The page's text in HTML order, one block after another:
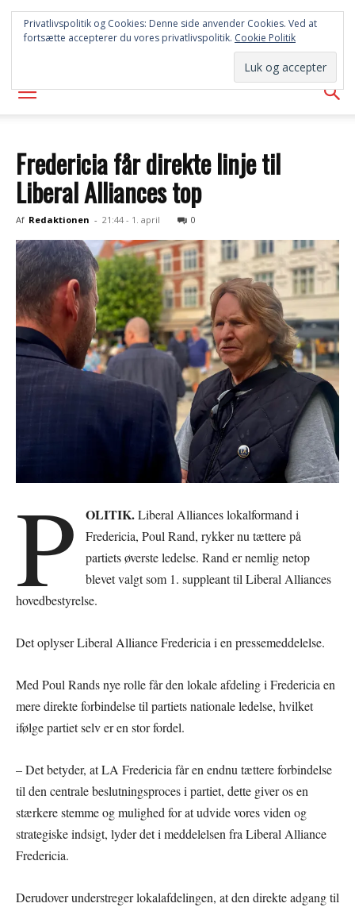
SYD
AVISEN
Fredericia får direkte linje til
Liberal Alliances top
Af Redaktionen - 21:44 - 1. april 0
P OLITIK.Liberal Alliances lokalformand i
Fredericia, Poul Rand, rykker nu tættere på
partiets øverste ledelse. Rand er nemlig netop
blevet valgt som 1. suppleant til Liberal Alliances
hovedbestyrelse.
Det oplyser Liberal Alliance Fredericia i en pressemeddelelse.
Med Poul Rands nye rolle får den lokale afdeling i Fredericia en
mere direkte forbindelse til partiets nationale ledelse, hvilket
ifølge partiet selv er en stor fordel.
– Det betyder, at LA Fredericia får en endnu tættere forbindelse
til den centrale beslutningsproces i partiet, dette giver os en
stærkere stemme og mulighed for at udvide vores viden og
strategiske indsigt, lyder det i meddelelsen fra Liberal Alliance
Fredericia.
Derudover understreger lokalafdelingen, at den direkte adgang til
Privatlivspolitik og Cookies: Denne side anvender Cookies. Ved at
fortsætte accepterer du vores privatlivspolitik. Cookie Politik